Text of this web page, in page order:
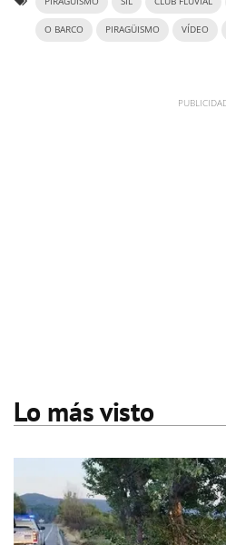
O BARCO PIRAGÜISMO VÍDEO
Lo más visto